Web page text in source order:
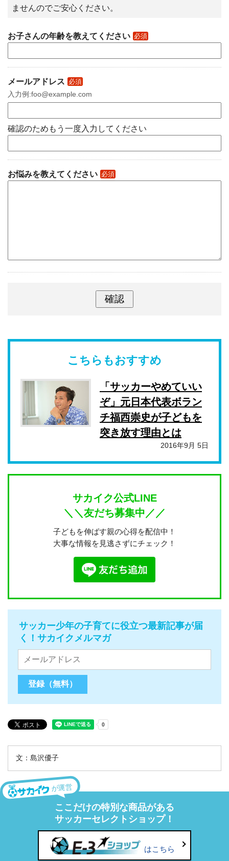
ませんのでご安心ください。
お子さんの年齢を教えてください 必須
メールアドレス 必須
入力例:foo@example.com
確認のためもう一度入力してください
お悩みを教えてください 必須
こちらもおすすめ
「サッカーやめていい
ぞ」元日本代表ボラン
チ福西崇史が子どもを
突き放す理由とは
2016年9月 5日
サカイク公式LINE
＼＼友だち募集中／／
子どもを伸ばす親の心得を配信中！
大事な情報を見逃さずにチェック！
サッカー少年の子育てに役立つ最新記事が届
く！サカイクメルマガ
文：島沢優子
が運営
ここだけの特別な商品がある
サッカーセレクトショップ！
はこちら